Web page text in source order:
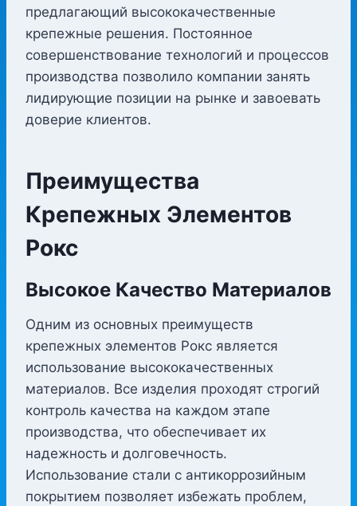
предлагающий высококачественные
крепежные решения. Постоянное
совершенствование технологий и процессов
производства позволило компании занять
лидирующие позиции на рынке и завоевать
доверие клиентов.
Преимущества
Крепежных Элементов
Рокс
Высокое Качество Материалов
Одним из основных преимуществ
крепежных элементов Рокс является
использование высококачественных
материалов. Все изделия проходят строгий
контроль качества на каждом этапе
производства, что обеспечивает их
надежность и долговечность.
Использование стали с антикоррозийным
покрытием позволяет избежать проблем,